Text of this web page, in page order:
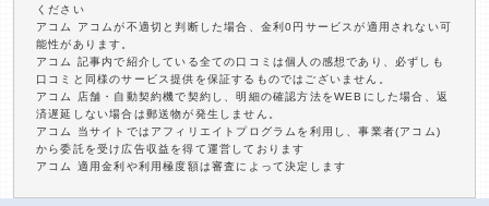
ください
アコム アコムが不適切と判断した場合、金利0円サービスが適用されない可
能性があります。
アコム 記事内で紹介している全ての口コミは個人の感想であり、必ずしも
口コミと同様のサービス提供を保証するものではございません。
アコム 店舗・自動契約機で契約し、明細の確認方法をWEBにした場合、返
済遅延しない場合は郵送物が発生しません。
アコム 当サイトではアフィリエイトプログラムを利用し、事業者(アコム)
から委託を受け広告収益を得て運営しております
アコム 適用金利や利用極度額は審査によって決定します